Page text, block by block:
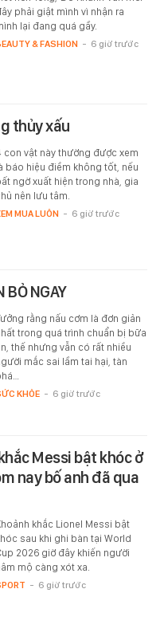
phải giật mình vì nhận ra
lại đang quá gầy.
& FASHION - 6 giờ trước
thủy xấu
con vật này thường được xem
báo hiệu điềm không tốt, nếu
ngờ xuất hiện trong nhà, gia
nên lưu tâm.
MUA LUÔN - 6 giờ trước
NGAY
rằng nấu cơm là đơn giản
trong quá trình chuẩn bị bữa
thế nhưng vẫn có rất nhiều
mắc sai lầm tai hại, tàn
KHỎE - 6 giờ trước
Messi bật khóc ở
nay bố anh đã qua
khắc Lionel Messi bật
sau khi ghi bàn tại World
2026 giờ đây khiến người
mộ càng xót xa.
- 6 giờ trước